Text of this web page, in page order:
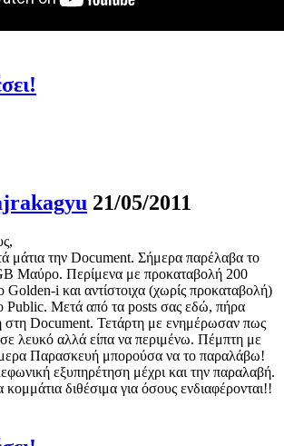
21/05/2011
μάτια την Document. Σήμερα παρέλαβα το
Μαύρο. Περίμενα με προκαταβολή 200
i και αντίστοιχα (χωρίς προκαταβολή)
Public. Μετά από τα posts σας εδώ, πήρα
στη Document. Τετάρτη με ενημέρωσαν πως
λευκό αλλά είπα να περιμένω. Πέμπτη με
Παρασκευή μπορούσα να το παραλάβω!
εξυπηρέτηση μέχρι και την παραλαβή.
διθέσιμα για όσους ενδιαφέρονται!!